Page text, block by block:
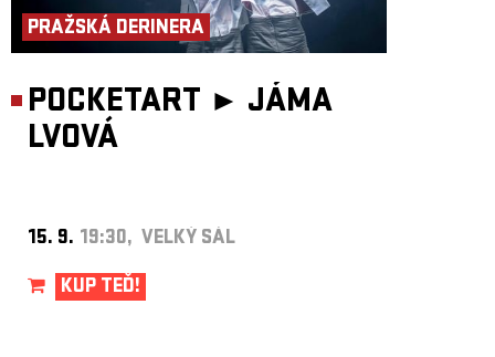
PRAŽSKÁ DERINERA
POCKETART ► JÁMA
LVOVÁ
15. 9. 19:30, VELKÝ SÁL
KUP TEĎ!